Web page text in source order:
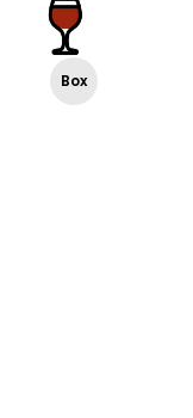
Box